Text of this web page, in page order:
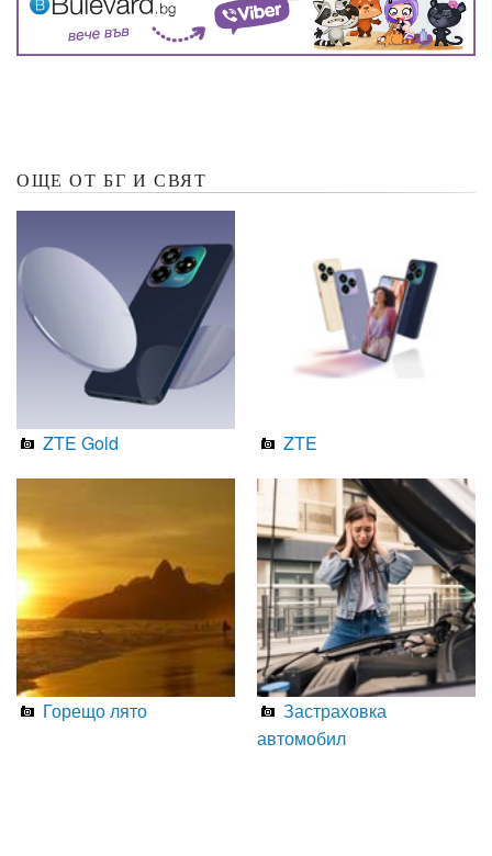
ОЩЕ ОТ БГ И СВЯТ
ZTE Gold ZTE
Горещо лято
Застраховка
автомобил